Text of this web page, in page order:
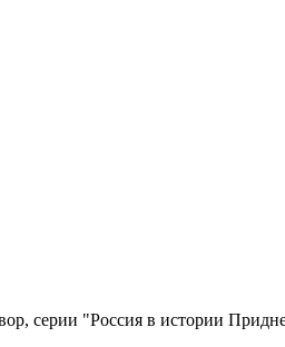
серии "Россия в истории